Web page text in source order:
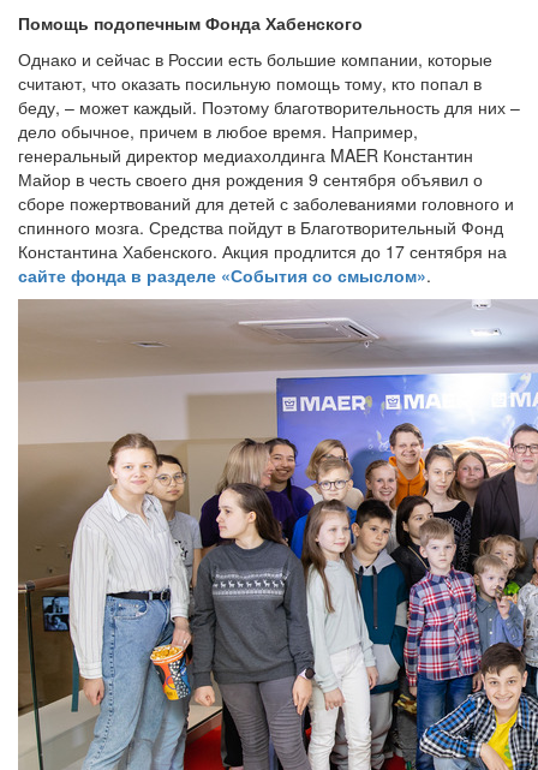
Помощь подопечным Фонда Хабенского
Однако и сейчас в России есть большие компании, которые
считают, что оказать посильную помощь тому, кто попал в
беду, – может каждый. Поэтому благотворительность для них –
дело обычное, причем в любое время. Например,
генеральный директор медиахолдинга MAER Константин
Майор в честь своего дня рождения 9 сентября объявил о
сборе пожертвований для детей с заболеваниями головного и
спинного мозга. Средства пойдут в Благотворительный Фонд
Константина Хабенского. Акция продлится до 17 сентября на
сайте фонда в разделе «События со смыслом».